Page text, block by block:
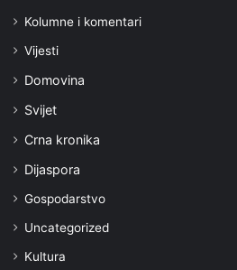
Kolumne i komentari
Vijesti
Domovina
Svijet
Crna kronika
Dijaspora
Gospodarstvo
Uncategorized
Kultura